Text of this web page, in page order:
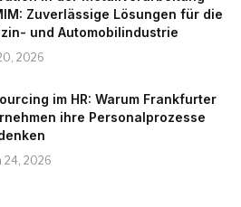
Zuverlässige Lösungen für die
und Automobilindustrie
2026
im HR: Warum Frankfurter
ihre Personalprozesse
24, 2026